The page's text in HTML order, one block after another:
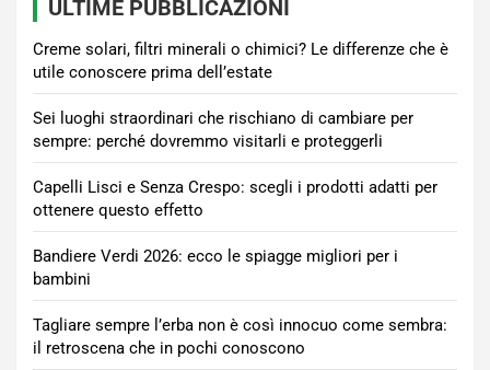
ULTIME PUBBLICAZIONI
Creme solari, filtri minerali o chimici? Le differenze che è
utile conoscere prima dell’estate
Sei luoghi straordinari che rischiano di cambiare per
sempre: perché dovremmo visitarli e proteggerli
Capelli Lisci e Senza Crespo: scegli i prodotti adatti per
ottenere questo effetto
Bandiere Verdi 2026: ecco le spiagge migliori per i
bambini
Tagliare sempre l’erba non è così innocuo come sembra:
il retroscena che in pochi conoscono